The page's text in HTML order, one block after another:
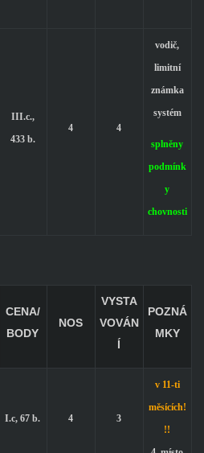
III.c.,
433 b.
4 4
vodič,
limitní
známka
systém
splněny
podmínk
y
chovnosti
CENA/
BODY
NOS
VYSTA
VOVÁN
Í
POZNÁ
MKY
I.c, 67 b. 4 3
v 11-ti
měsících!
!!